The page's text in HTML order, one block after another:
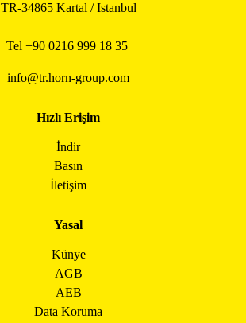
TR-34865 Kartal / Istanbul
Tel +90 0216 999 18 35
info@tr.horn-group.com
Hızlı Erişim
İndir
Basın
İletişim
Yasal
Künye
AGB
AEB
Data Koruma